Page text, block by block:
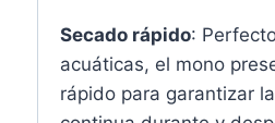
Secado rápido:
acuáticas, el mono
rápido para garantizar